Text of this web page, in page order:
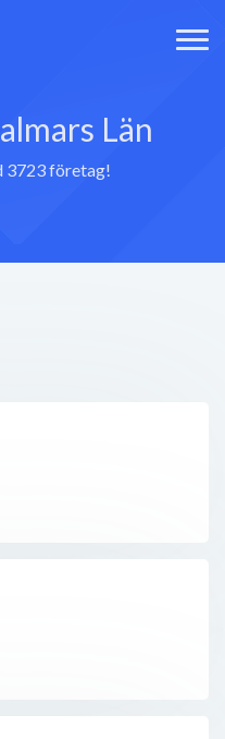
Län
3723 företag!